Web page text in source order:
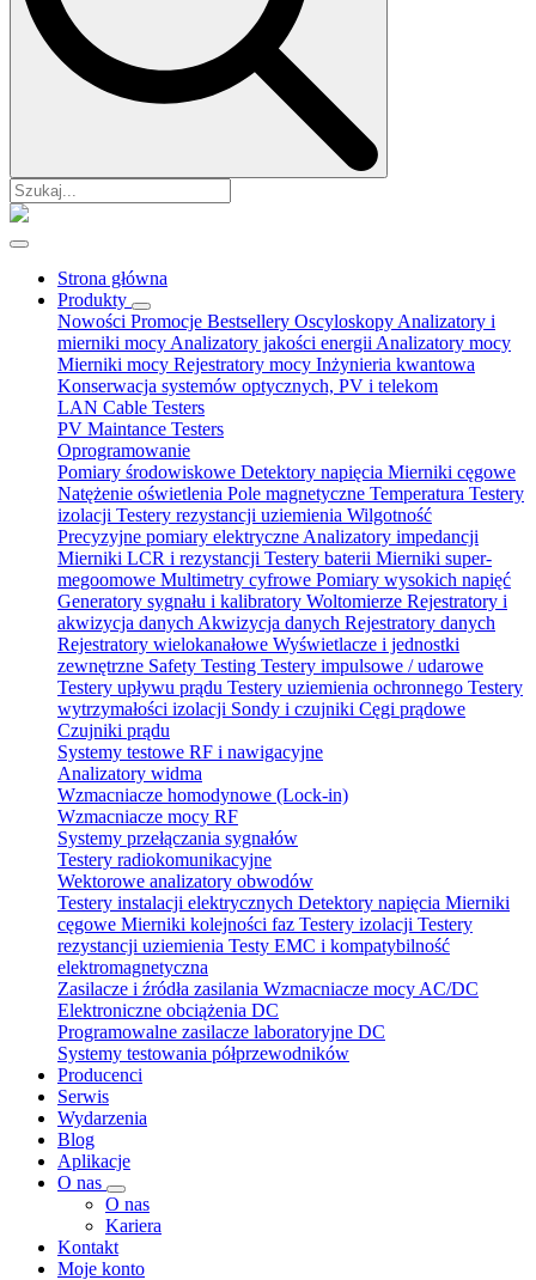
Strona główna
Produkty
Nowości Promocje Bestsellery Oscyloskopy Analizatory i
mierniki mocy Analizatory jakości energii Analizatory mocy
Mierniki mocy Rejestratory mocy Inżynieria kwantowa
Konserwacja systemów optycznych, PV i telekom
LAN Cable Testers
PV Maintance Testers
Oprogramowanie
Pomiary środowiskowe Detektory napięcia Mierniki cęgowe
Natężenie oświetlenia Pole magnetyczne Temperatura Testery
izolacji Testery rezystancji uziemienia Wilgotność
Precyzyjne pomiary elektryczne Analizatory impedancji
Mierniki LCR i rezystancji Testery baterii Mierniki super-
megoomowe Multimetry cyfrowe Pomiary wysokich napięć
Generatory sygnału i kalibratory Woltomierze Rejestratory i
akwizycja danych Akwizycja danych Rejestratory danych
Rejestratory wielokanałowe Wyświetlacze i jednostki
zewnętrzne Safety Testing Testery impulsowe / udarowe
Testery upływu prądu Testery uziemienia ochronnego Testery
wytrzymałości izolacji Sondy i czujniki Cęgi prądowe
Czujniki prądu
Systemy testowe RF i nawigacyjne
Analizatory widma
Wzmacniacze homodynowe (Lock‑in)
Wzmacniacze mocy RF
Systemy przełączania sygnałów
Testery radiokomunikacyjne
Wektorowe analizatory obwodów
Testery instalacji elektrycznych Detektory napięcia Mierniki
cęgowe Mierniki kolejności faz Testery izolacji Testery
rezystancji uziemienia Testy EMC i kompatybilność
elektromagnetyczna
Zasilacze i źródła zasilania Wzmacniacze mocy AC/DC
Elektroniczne obciążenia DC
Programowalne zasilacze laboratoryjne DC
Systemy testowania półprzewodników
Producenci
Serwis
Wydarzenia
Blog
Aplikacje
O nas
O nas
Kariera
Kontakt
Moje konto